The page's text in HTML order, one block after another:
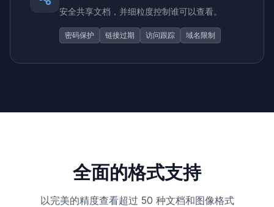
安全共享文档，并细粒度控制谁可以查看。
密码保护 链接过期 访问跟踪 域名限制
全面的格式支持
以完美的精度查看超过 50 种文档和图像格式